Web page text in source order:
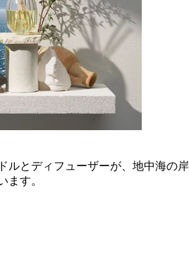
ルとディフューザーが、地中海の岸
ます。